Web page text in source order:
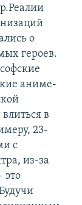
о
героев.
аниме-
в
23-
с
из-за
это